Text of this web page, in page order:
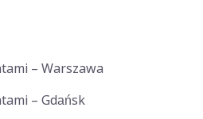
– Warszawa
– Gdańsk